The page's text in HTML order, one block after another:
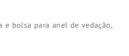
e bolsa para anel de vedação,